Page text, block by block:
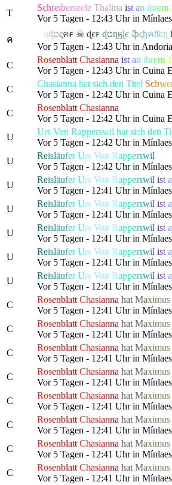
T
Schreiberseele Thalina ist an ihrem
Vor 5 Tagen - 12:43 Uhr in Mínlaes
ค
ɳɖטςคꞧ ☠ ɖєꞧ ɖטɳӄɭє ֆςђคƭƭєɳ
Vor 5 Tagen - 12:43 Uhr in Andoria
C
Rosenblatt Chasianna ist an ihrem
Vor 5 Tagen - 12:43 Uhr in Cuina
C
Chasianna hat sich den Titel Schw
Vor 5 Tagen - 12:42 Uhr in Cuina
C
Rosenblatt Chasianna
Vor 5 Tagen - 12:42 Uhr in Cuina
U
Urs Von Rapperswil hat sich den
Vor 5 Tagen - 12:42 Uhr in Mínlaes
U
ReisläuferUrs Von Rapperswil
Vor 5 Tagen - 12:42 Uhr in Mínlaes
U
ReisläuferUrs Von Rapperswil ist a
Vor 5 Tagen - 12:41 Uhr in Mínlaes
U
ReisläuferUrs Von Rapperswil ist a
Vor 5 Tagen - 12:41 Uhr in Mínlaes
U
ReisläuferUrs Von Rapperswil ist a
Vor 5 Tagen - 12:41 Uhr in Mínlaes
U
ReisläuferUrs Von Rapperswil ist a
Vor 5 Tagen - 12:41 Uhr in Mínlaes
U
ReisläuferUrs Von Rapperswil ist a
Vor 5 Tagen - 12:41 Uhr in Mínlaes
C
Rosenblatt Chasianna hat Maximus
Vor 5 Tagen - 12:41 Uhr in Mínlaes
C
Rosenblatt Chasianna hat Maximus
Vor 5 Tagen - 12:41 Uhr in Mínlaes
C
Rosenblatt Chasianna hat Maximus
Vor 5 Tagen - 12:41 Uhr in Mínlaes
C
Rosenblatt Chasianna hat Maximus
Vor 5 Tagen - 12:41 Uhr in Mínlaes
C
Rosenblatt Chasianna hat Maximus
Vor 5 Tagen - 12:41 Uhr in Mínlaes
C
Rosenblatt Chasianna hat Maximus
Vor 5 Tagen - 12:41 Uhr in Mínlaes
C
Rosenblatt Chasianna hat Maximus
Vor 5 Tagen - 12:41 Uhr in Mínlaes
C
Rosenblatt Chasianna hat Maximus
Vor 5 Tagen - 12:41 Uhr in Mínlaes